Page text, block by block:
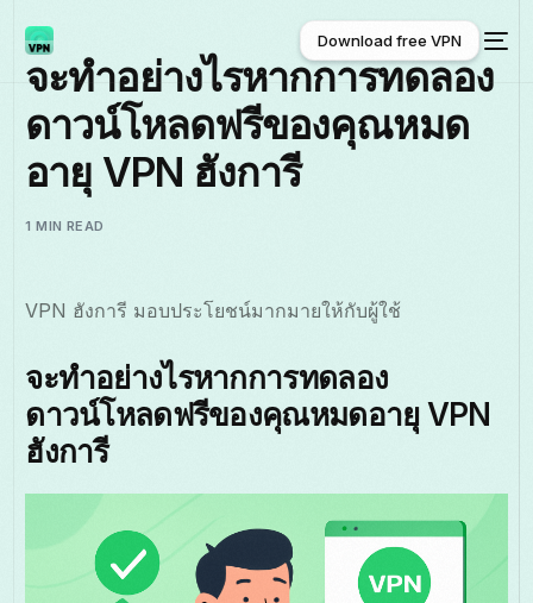
ไทย
Download free VPN
Download free VPN
จะทำอย่างไรหากการทดลอง
ดาวน์โหลดฟรีของคุณหมด
อายุ VPN ฮังการี
1 MIN READ
VPN ฮังการี มอบประโยชน์มากมายให้กับผู้ใช้
จะทำอย่างไรหากการทดลอง
ดาวน์โหลดฟรีของคุณหมดอายุ VPN
ฮังการี